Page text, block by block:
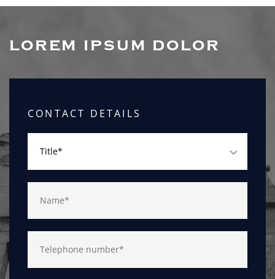
lorem ipsum dolor
CONTACT DETAILS
Title*